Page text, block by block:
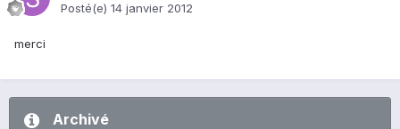
Posté(e) 14 janvier 2012
merci
Archivé